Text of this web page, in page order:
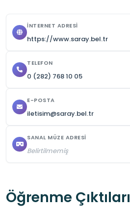
İNTERNET ADRESI
https://www.saray.bel.tr
TELEFON
0 (282) 768 10 05
E-POSTA
iletisim@saray.bel.tr
SANAL MÜZE ADRESI
Belirtilmemiş
Öğrenme Çıktıları